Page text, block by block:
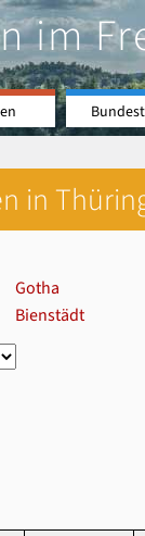
im
in
Gotha
Bienstädt